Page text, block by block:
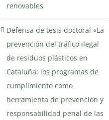
renovables
Defensa de tesis doctoral «La
prevención del tráfico ilegal
de residuos plásticos en
Cataluña: los programas de
cumplimiento como
herramienta de prevención y
responsabilidad penal de las